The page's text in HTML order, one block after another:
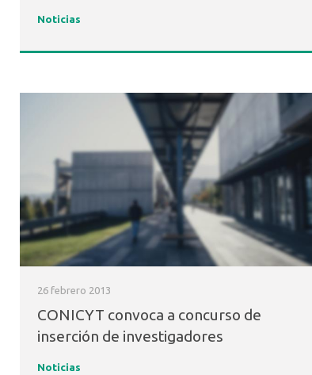
Noticias
26 febrero 2013
CONICYT convoca a concurso de
inserción de investigadores
Noticias